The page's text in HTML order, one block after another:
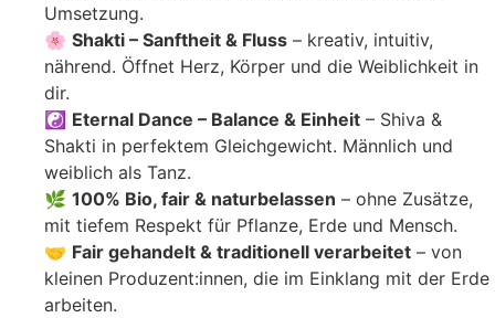
Umsetzung.
🌸 Shakti – Sanftheit & Fluss – kreativ, intuitiv,
nährend. Öffnet Herz, Körper und die Weiblichkeit in
dir.
☯️ Eternal Dance – Balance & Einheit – Shiva &
Shakti in perfektem Gleichgewicht. Männlich und
weiblich als Tanz.
🌿 100% Bio, fair & naturbelassen – ohne Zusätze,
mit tiefem Respekt für Pflanze, Erde und Mensch.
🤝 Fair gehandelt & traditionell verarbeitet – von
kleinen Produzent:innen, die im Einklang mit der Erde
arbeiten.